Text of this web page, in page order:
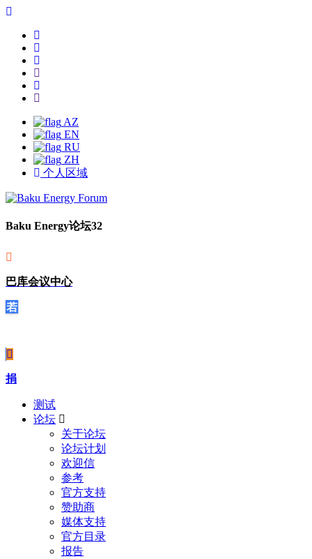
AZ
EN
RU
ZH
个人区域
Baku Energy论坛32
巴库会议中心
捐
测试
论坛
关于论坛
论坛计划
欢迎信
参考
官方支持
赞助商
媒体支持
官方目录
报告